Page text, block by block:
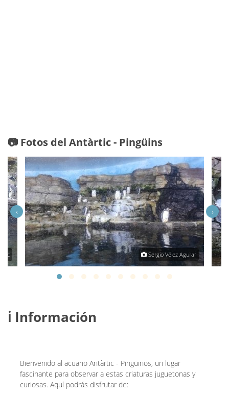
📷 Fotos del Antàrtic - Pingüins
Sergio Vélez Aguilar
‹ ›
ℹ️ Información
Bienvenido al acuario Antàrtic - Pingüinos, un lugar
fascinante para observar a estas criaturas juguetonas y
curiosas. Aquí podrás disfrutar de: